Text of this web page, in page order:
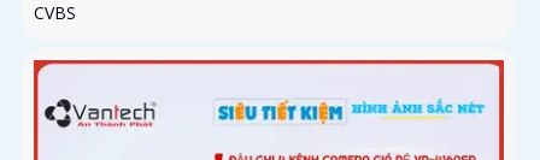
CVBS